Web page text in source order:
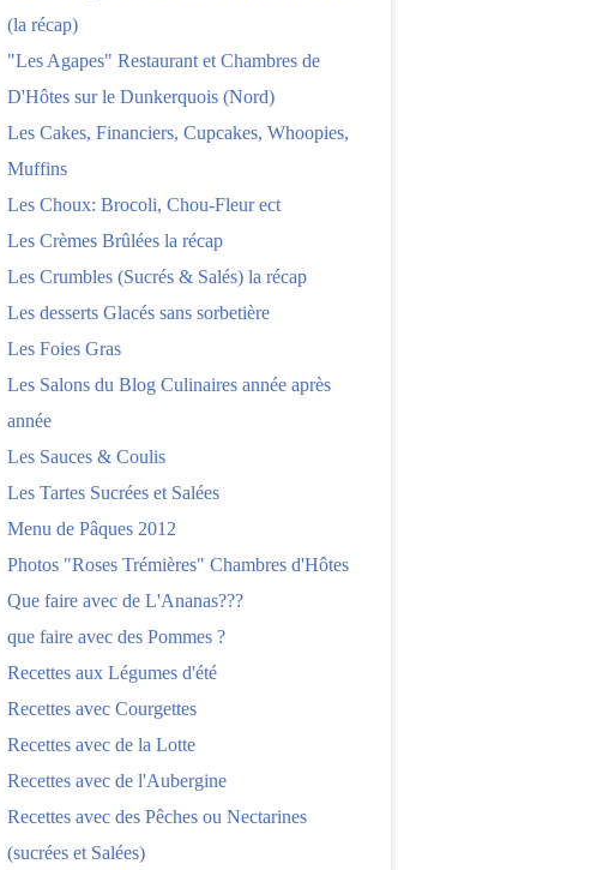
(la récap)
"Les Agapes" Restaurant et Chambres de
D'Hôtes sur le Dunkerquois (Nord)
Les Cakes, Financiers, Cupcakes, Whoopies,
Muffins
Les Choux: Brocoli, Chou-Fleur ect
Les Crèmes Brûlées la récap
Les Crumbles (Sucrés & Salés) la récap
Les desserts Glacés sans sorbetière
Les Foies Gras
Les Salons du Blog Culinaires année après
année
Les Sauces & Coulis
Les Tartes Sucrées et Salées
Menu de Pâques 2012
Photos "Roses Trémières" Chambres d'Hôtes
Que faire avec de L'Ananas???
que faire avec des Pommes ?
Recettes aux Légumes d'été
Recettes avec Courgettes
Recettes avec de la Lotte
Recettes avec de l'Aubergine
Recettes avec des Pêches ou Nectarines
(sucrées et Salées)